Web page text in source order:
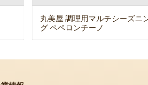
丸美屋 調理用マルチシーズニ
グ ペペロンチーノ